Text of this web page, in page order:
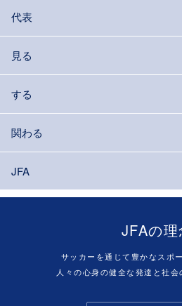
代表
見る
する
関わる
JFA
JFAの理
サッカーを通じて豊かなスポ
人々の心身の健全な発達と社会